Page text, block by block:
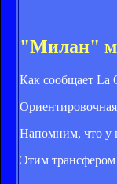
"Милан"
Как сообщает La
Напомним, что у
Этим трансфером